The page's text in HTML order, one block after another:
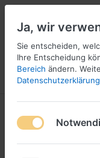
Menü Anmelden
Sicherheit
Ja, wir
Sie entscheiden,
Ihre Entscheidung
Bereich ändern.
Datenschutzerklärung